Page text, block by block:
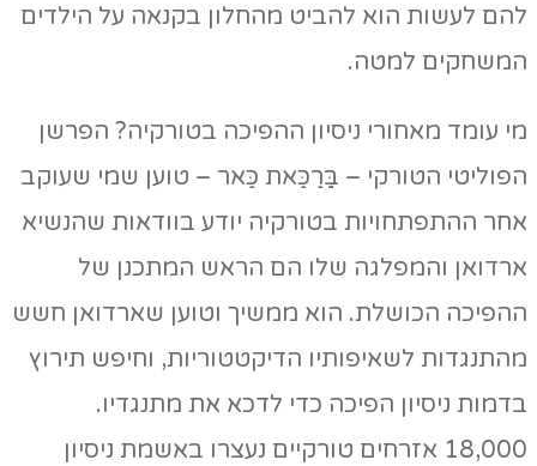
להם לעשות הוא להביט מהחלון בקנאה על הילדים
המשחקים למטה.
מי עומד מאחורי ניסיון ההפיכה בטורקיה? הפרשן
הפוליטי הטורקי – בַַּרַכַּאת כַּאר – טוען שמי שעוקב
אחר ההתפתחויות בטורקיה יודע בוודאות שהנשיא
ארדואן והמפלגה שלו הם הראש המתכנן של
ההפיכה הכושלת. הוא ממשיך וטוען שארדואן חשש
מהתנגדות לשאיפותיו הדיקטטוריות, וחיפש תירוץ
בדמות ניסיון הפיכה כדי לדכא את מתנגדיו.
18,000 אזרחים טורקיים נעצרו באשמת ניסיון